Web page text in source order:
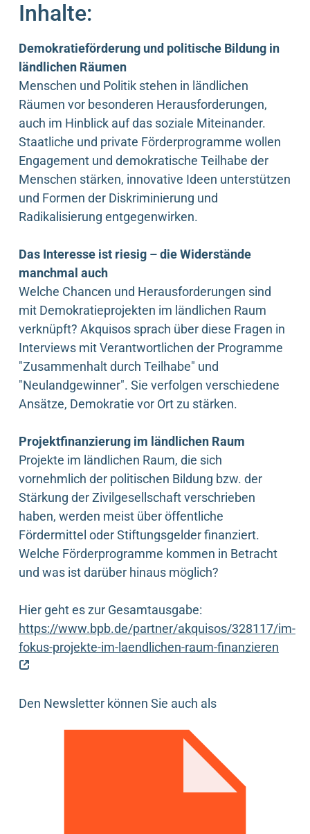
Inhalte:
Demokratieförderung und politische Bildung in
ländlichen Räumen
Menschen und Politik stehen in ländlichen
Räumen vor besonderen Herausforderungen,
auch im Hinblick auf das soziale Miteinander.
Staatliche und private Förderprogramme wollen
Engagement und demokratische Teilhabe der
Menschen stärken, innovative Ideen unterstützen
und Formen der Diskriminierung und
Radikalisierung entgegenwirken.
Das Interesse ist riesig – die Widerstände
manchmal auch
Welche Chancen und Herausforderungen sind
mit Demokratieprojekten im ländlichen Raum
verknüpft? Akquisos sprach über diese Fragen in
Interviews mit Verantwortlichen der Programme
"Zusammenhalt durch Teilhabe" und
"Neulandgewinner". Sie verfolgen verschiedene
Ansätze, Demokratie vor Ort zu stärken.
Projektfinanzierung im ländlichen Raum
Projekte im ländlichen Raum, die sich
vornehmlich der politischen Bildung bzw. der
Stärkung der Zivilgesellschaft verschrieben
haben, werden meist über öffentliche
Fördermittel oder Stiftungsgelder finanziert.
Welche Förderprogramme kommen in Betracht
und was ist darüber hinaus möglich?
Hier geht es zur Gesamtausgabe:
https://www.bpb.de/partner/akquisos/328117/im-
fokus-projekte-im-laendlichen-raum-finanzieren
Den Newsletter können Sie auch als